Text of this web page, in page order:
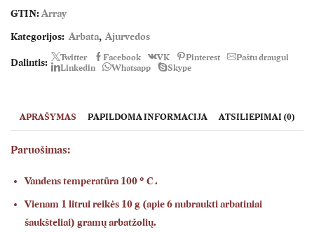
GTIN:Array
Kategorijos: Arbata, Ajurvedos
Dalintis: Twitter Facebook VK Pinterest
Paštu draugui
Linkedin
Whatsapp Skype
APRAŠYMAS PAPILDOMA INFORMACIJA ATSILIEPIMAI (0)
Paruošimas:
Vandens temperatūra 100 ° C .
Vienam 1 litrui reikės 10 g (apie 6 nubraukti arbatiniai
šaukšteliai) gramų arbatžolių.